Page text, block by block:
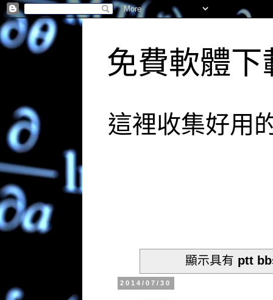
免費軟體下
這裡收集好用
顯示具有 ptt
2014/07/30